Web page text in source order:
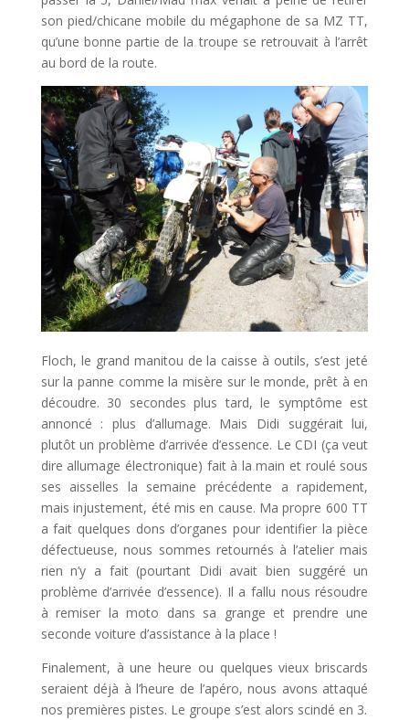
son pied/chicane mobile du mégaphone de sa MZ TT,
qu’une bonne partie de la troupe se retrouvait à l’arrêt
au bord de la route.
Floch, le grand manitou de la caisse à outils, s’est jeté
sur la panne comme la misère sur le monde, prêt à en
découdre. 30 secondes plus tard, le symptôme est
annoncé : plus d’allumage. Mais Didi suggérait lui,
plutôt un problème d’arrivée d’essence. Le CDI (ça veut
dire allumage électronique) fait à la main et roulé sous
ses aisselles la semaine précédente a rapidement,
mais injustement, été mis en cause. Ma propre 600 TT
a fait quelques dons d’organes pour identifier la pièce
défectueuse, nous sommes retournés à l’atelier mais
rien n’y a fait (pourtant Didi avait bien suggéré un
problème d’arrivée d’essence). Il a fallu nous résoudre
à remiser la moto dans sa grange et prendre une
seconde voiture d’assistance à la place !
Finalement, à une heure ou quelques vieux briscards
seraient déjà à l’heure de l’apéro, nous avons attaqué
nos premières pistes. Le groupe s’est alors scindé en 3.